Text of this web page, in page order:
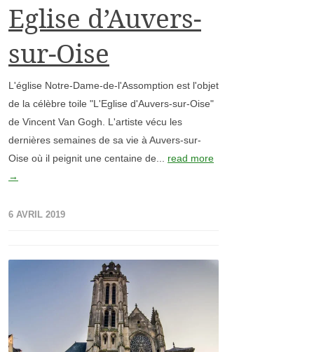
Eglise d’Auvers-
sur-Oise
L'église Notre-Dame-de-l'Assomption est l'objet
de la célèbre toile "L'Eglise d'Auvers-sur-Oise"
de Vincent Van Gogh. L'artiste vécu les
dernières semaines de sa vie à Auvers-sur-
Oise où il peignit une centaine de... read more
→
6 AVRIL 2019